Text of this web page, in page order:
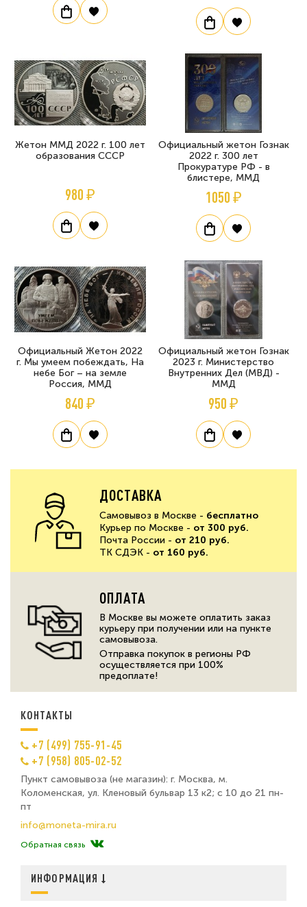
Жетон ММД 2022 г. 100 лет
образования СССР
980 ₽
Официальный жетон Гознак
2022 г. 300 лет
Прокуратуре РФ - в
блистере, ММД
1050 ₽
Официальный Жетон 2022
г. Мы умеем побеждать, На
небе Бог – на земле
Россия, ММД
840 ₽
Официальный жетон Гознак
2023 г. Министерство
Внутренних Дел (МВД) -
ММД
950 ₽
ДОСТАВКА
Самовывоз в Москве - бесплатно
Курьер по Москве - от 300 руб.
Почта России - от 210 руб.
ТК СДЭК - от 160 руб.
ОПЛАТА
В Москве вы можете оплатить заказ
курьеру при получении или на пункте
самовывоза.
Отправка покупок в регионы РФ
осуществляется при 100%
предоплате!
КОНТАКТЫ
+7 (499) 755-91-45
+7 (958) 805-02-52
Пункт самовывоза (не магазин): г. Москва, м.
Коломенская, ул. Кленовый бульвар 13 к2; с 10 до 21 пн-
пт
info@moneta-mira.ru
Обратная связь
ИНФОРМАЦИЯ